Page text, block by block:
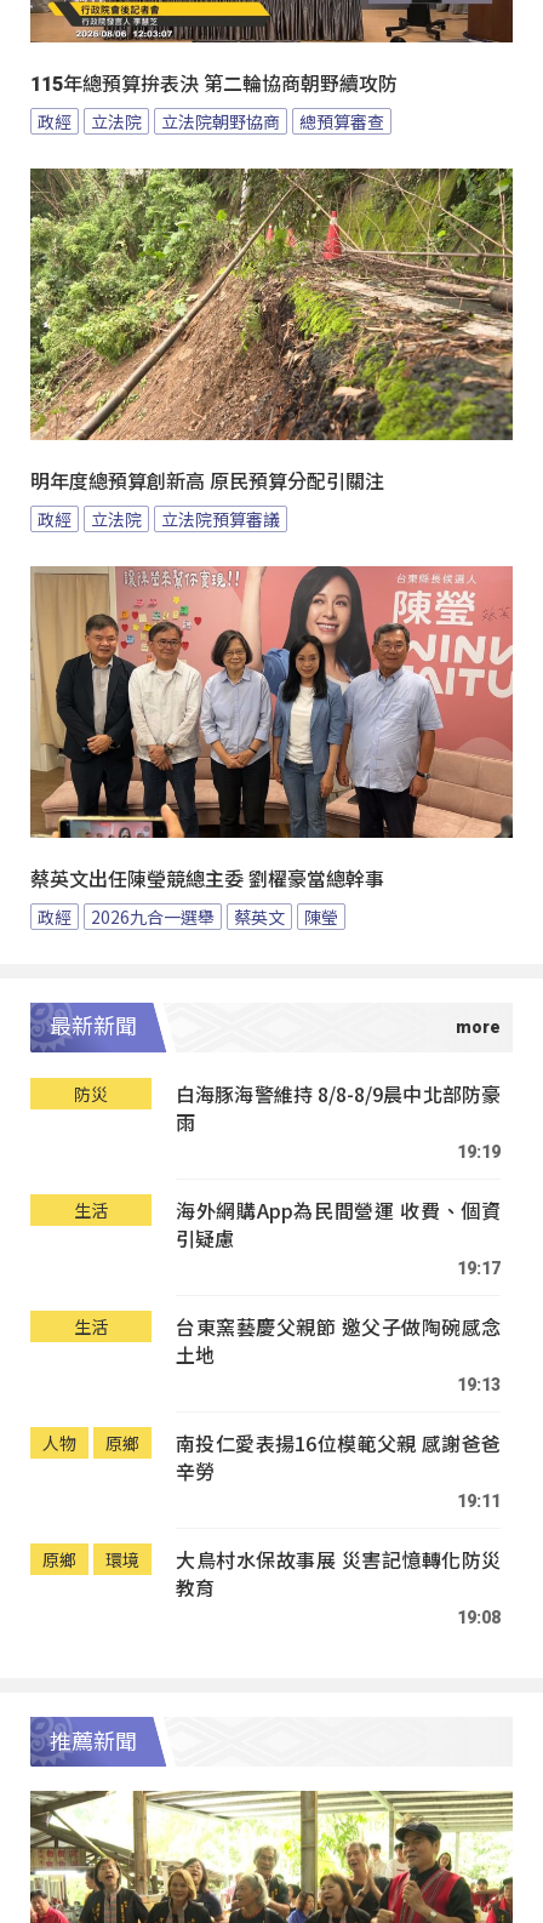
115年總預算拚表決 第二輪協商朝野續攻防
政經 立法院 立法院朝野協商 總預算審查
明年度總預算創新高 原民預算分配引關注
政經 立法院 立法院預算審議
蔡英文出任陳瑩競總主委 劉櫂豪當總幹事
政經 2026九合一選舉 蔡英文 陳瑩
最新新聞
防災
白海豚海警維持 8/8-8/9晨中北部防豪
雨
19:19
生活
海外網購App為民間營運 收費、個資
引疑慮
19:17
生活
台東窯藝慶父親節 邀父子做陶碗感念
土地
19:13
人物 原鄉
南投仁愛表揚16位模範父親 感謝爸爸
辛勞
19:11
原鄉 環境
大鳥村水保故事展 災害記憶轉化防災
教育
19:08
推薦新聞